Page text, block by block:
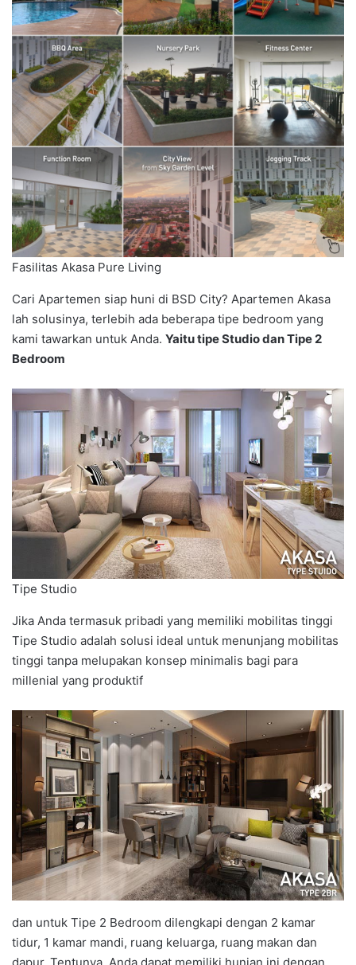
Fasilitas Akasa Pure Living
Cari Apartemen siap huni di BSD City? Apartemen Akasa
lah solusinya, terlebih ada beberapa tipe bedroom yang
kami tawarkan untuk Anda. Yaitu tipe Studio dan Tipe 2
Bedroom
Tipe Studio
Jika Anda termasuk pribadi yang memiliki mobilitas tinggi
Tipe Studio adalah solusi ideal untuk menunjang mobilitas
tinggi tanpa melupakan konsep minimalis bagi para
millenial yang produktif
dan untuk Tipe 2 Bedroom dilengkapi dengan 2 kamar
tidur, 1 kamar mandi, ruang keluarga, ruang makan dan